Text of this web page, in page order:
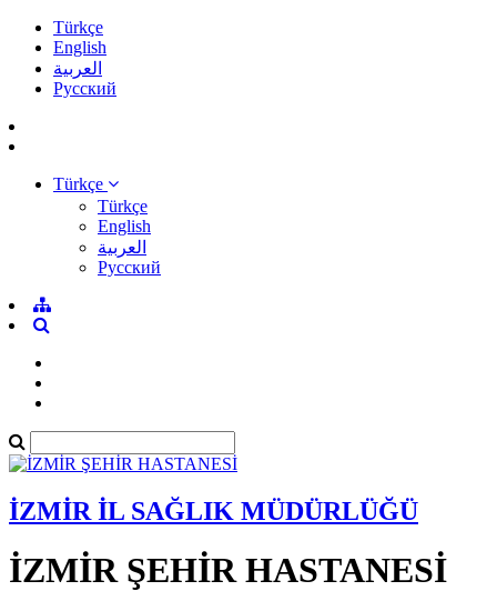
Türkçe
English
العربية
Pусский
Türkçe
Türkçe
English
العربية
Pусский
İZMİR İL SAĞLIK MÜDÜRLÜĞÜ
İZMİR ŞEHİR HASTANESİ